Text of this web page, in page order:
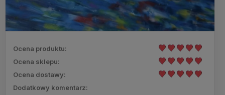
Ocena produktu:
Ocena sklepu:
Ocena dostawy:
Dodatkowy komentarz: